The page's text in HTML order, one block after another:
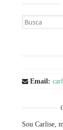
Busca por:
Email:
Sou Carlise,